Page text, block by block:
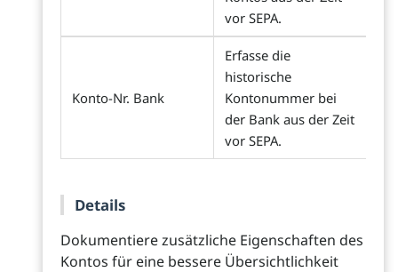
vor SEPA.
Konto-Nr. Bank
Erfasse die
historische
Kontonummer bei
der Bank aus der Zeit
vor SEPA.
Details
Dokumentiere zusätzliche Eigenschaften des
Kontos für eine bessere Übersichtlichkeit